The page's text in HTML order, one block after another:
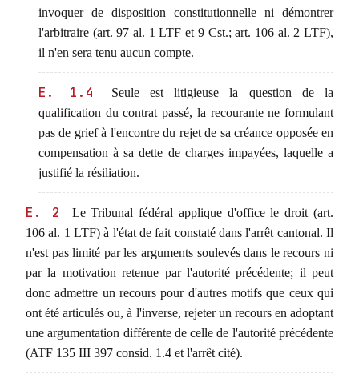
invoquer de disposition constitutionnelle ni démontrer
l'arbitraire (art. 97 al. 1 LTF et 9 Cst.; art. 106 al. 2 LTF),
il n'en sera tenu aucun compte.
E. 1.4
Seule est litigieuse la question de la
qualification du contrat passé, la recourante ne formulant
pas de grief à l'encontre du rejet de sa créance opposée en
compensation à sa dette de charges impayées, laquelle a
justifié la résiliation.
E. 2
Le Tribunal fédéral applique d'office le droit (art.
106 al. 1 LTF) à l'état de fait constaté dans l'arrêt cantonal. Il
n'est pas limité par les arguments soulevés dans le recours ni
par la motivation retenue par l'autorité précédente; il peut
donc admettre un recours pour d'autres motifs que ceux qui
ont été articulés ou, à l'inverse, rejeter un recours en adoptant
une argumentation différente de celle de l'autorité précédente
(ATF 135 III 397 consid. 1.4 et l'arrêt cité).